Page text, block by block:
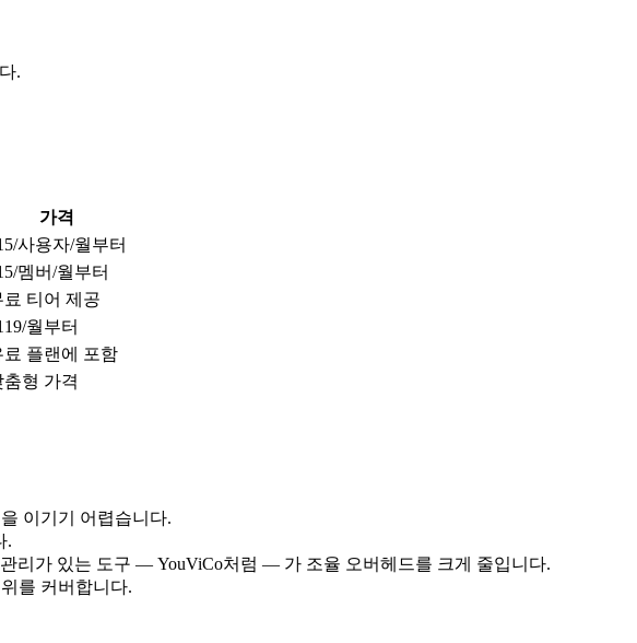
.
가격
사용자/월부터
멤버/월부터
료 티어 제공
월부터
료 플랜에 포함
춤형 가격
이기기 어렵습니다.
.
리가 있는 도구 — YouViCo처럼 — 가 조율 오버헤드를 크게 줄입니다.
를 커버합니다.